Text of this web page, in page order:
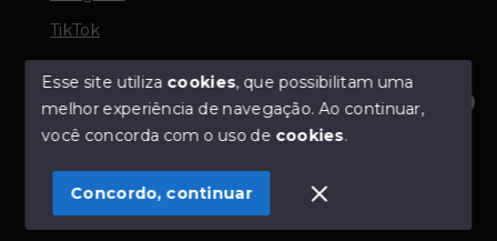
Olá! Estamos disponíveis para te ajudar.
TikTok
© Copyright 2026 - TORQUATO ∴ Corretor de Imóveis
- CRECI 42643f | 136.004f Perito Avaliador CNAI 37357
SITE PARA IMOBILIARIA
Esse site utiliza cookies, que possibilitam uma
melhor experiência de navegação.Ao continuar,
você concorda com o uso de cookies.
Concordo, continuar